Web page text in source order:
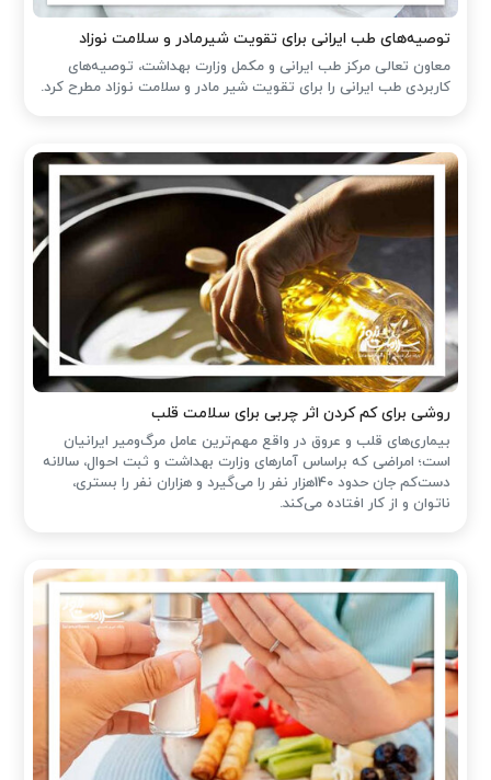
توصیه‌های طب ایرانی برای تقویت شیرمادر و سلامت نوزاد
معاون تعالی مرکز طب ایرانی و مکمل وزارت بهداشت، توصیه‌های
کاربردی طب ایرانی را برای تقویت شیر مادر و سلامت نوزاد مطرح کرد.
روشی برای کم کردن اثر چربی برای سلامت قلب
بیماری‌های قلب و عروق در واقع مهم‌ترین عامل مرگ‌ومیر ایرانیان
است؛ امراضی که براساس آمارهای وزارت بهداشت و ثبت احوال، سالانه
دست‌کم جان حدود 140هزار نفر را می‌گیرد و هزاران نفر را بستری،
ناتوان و از کار افتاده می‌کند.